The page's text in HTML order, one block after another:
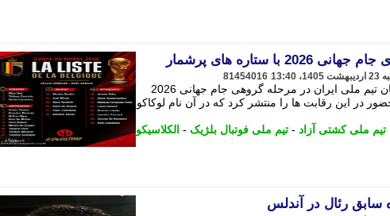
ستاره های پرشمار
81454016
تیم ملی فوتبال بلژیک که یکی از حریفان تیم ملی ایران در مرحله گروهی جام جهانی 2026
در این رقابت ها را منتشر کرد که در آن نام لوکاکو
ملی کشتی آزاد - تیم ملی فوتبال بلژیک - الکلاسیکو
رئال در آندلس